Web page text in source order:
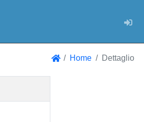
Home Dettaglio